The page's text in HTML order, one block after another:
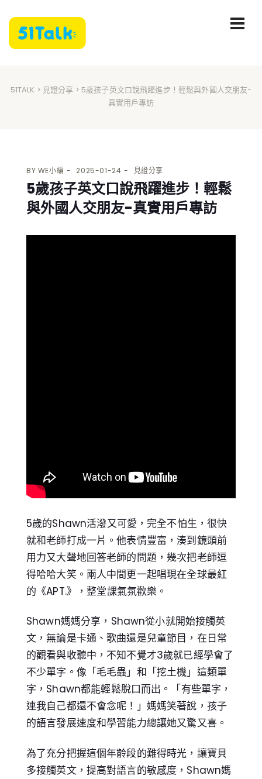
51TALK > 見證分享 > 5歲孩子英文口說飛躍進步！輕鬆與外國人交朋友-
真實用戶專訪
BY WE小編 2025-01-24 見證分享
5歲孩子英文口說飛躍進步！輕鬆
與外國人交朋友-真實用戶專訪
5歲的Shawn活潑又可愛，完全不怕生，很快
就和老師打成一片。他表情豐富，湊到鏡頭前
用力又大聲地回答老師的問題，幾次把老師逗
得哈哈大笑。兩人中間更一起唱現在全球最紅
的《APT.》，整堂課氣氛歡樂。
Shawn媽媽分享，Shawn從小就開始接觸英
文，無論是卡通、歌曲還是兒童節目，在日常
的觀看與收聽中，不知不覺才3歲就已經學會了
不少單字。像「毛毛蟲」和「挖土機」這類單
字，Shawn都能輕鬆脫口而出。「有些單字，
連我自己都還不會念呢！」媽媽笑著說，孩子
的語言發展速度和學習能力總讓她又驚又喜。
為了充分把握這個年齡段的難得時光，讓寶貝
多接觸英文，提高對語言的敏感度，Shawn媽